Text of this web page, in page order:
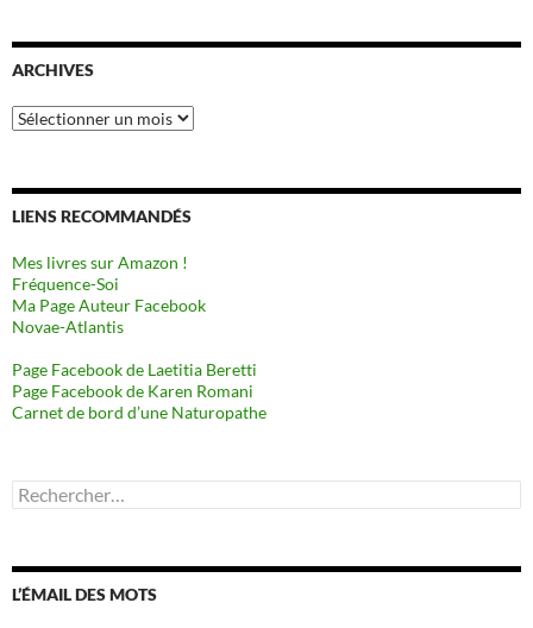
ARCHIVES
Archives
LIENS RECOMMANDÉS
Mes livres sur Amazon !
Fréquence-Soi
Ma Page Auteur Facebook
Novae-Atlantis
Page Facebook de Laetitia Beretti
Page Facebook de Karen Romani
Carnet de bord d’une Naturopathe
Rechercher :
L’ÉMAIL DES MOTS